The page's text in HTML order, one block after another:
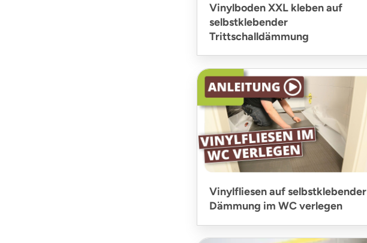
Vinylboden XXL kleben auf
selbstklebender
Trittschalldämmung
Vinylfliesen auf selbstklebender
Dämmung im WC verlegen